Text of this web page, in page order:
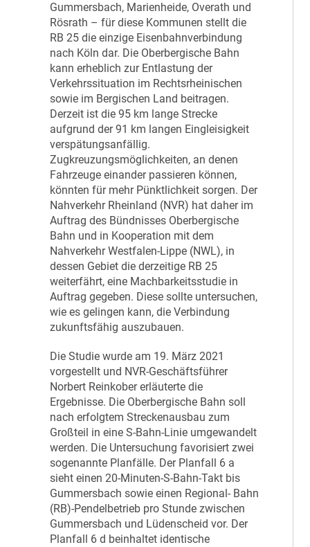
Gummersbach, Marienheide, Overath und
Rösrath – für diese Kommunen stellt die
RB 25 die einzige Eisenbahnverbindung
nach Köln dar. Die Oberbergische Bahn
kann erheblich zur Entlastung der
Verkehrssituation im Rechtsrheinischen
sowie im Bergischen Land beitragen.
Derzeit ist die 95 km lange Strecke
aufgrund der 91 km langen Eingleisigkeit
verspätungsanfällig.
Zugkreuzungsmöglichkeiten, an denen
Fahrzeuge einander passieren können,
könnten für mehr Pünktlichkeit sorgen. Der
Nahverkehr Rheinland (NVR) hat daher im
Auftrag des Bündnisses Oberbergische
Bahn und in Kooperation mit dem
Nahverkehr Westfalen-Lippe (NWL), in
dessen Gebiet die derzeitige RB 25
weiterfährt, eine Machbarkeitsstudie in
Auftrag gegeben. Diese sollte untersuchen,
wie es gelingen kann, die Verbindung
zukunftsfähig auszubauen.
Die Studie wurde am 19. März 2021
vorgestellt und NVR-Geschäftsführer
Norbert Reinkober erläuterte die
Ergebnisse. Die Oberbergische Bahn soll
nach erfolgtem Streckenausbau zum
Großteil in eine S-Bahn-Linie umgewandelt
werden. Die Untersuchung favorisiert zwei
sogenannte Planfälle. Der Planfall 6 a
sieht einen 20-Minuten-S-Bahn-Takt bis
Gummersbach sowie einen Regional- Bahn
(RB)-Pendelbetrieb pro Stunde zwischen
Gummersbach und Lüdenscheid vor. Der
Planfall 6 d beinhaltet identische